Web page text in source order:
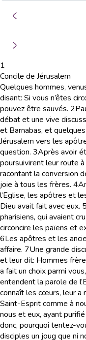
1
Concile de Jérusalem
Quelques hommes,
disant: Si vous n’êtes
pouvez être sauvés. 2
débat et une vive
et Barnabas, et
Jérusalem vers les
question. 3Après avoir
poursuivirent leur route
racontant la conversion
joie à tous les frères. 4
l’Eglise, les apôtres et
Dieu avait fait avec eux. 5
pharisiens, qui avaient
circoncire les païens et
6Les apôtres et les
affaire. 7Une grande
et leur dit: Hommes
a fait un choix parmi
entendent la parole de
connaît les cœurs, leur a
Saint-Esprit comme à
nous et eux, ayant
donc, pourquoi tentez-
disciples un joug que ni